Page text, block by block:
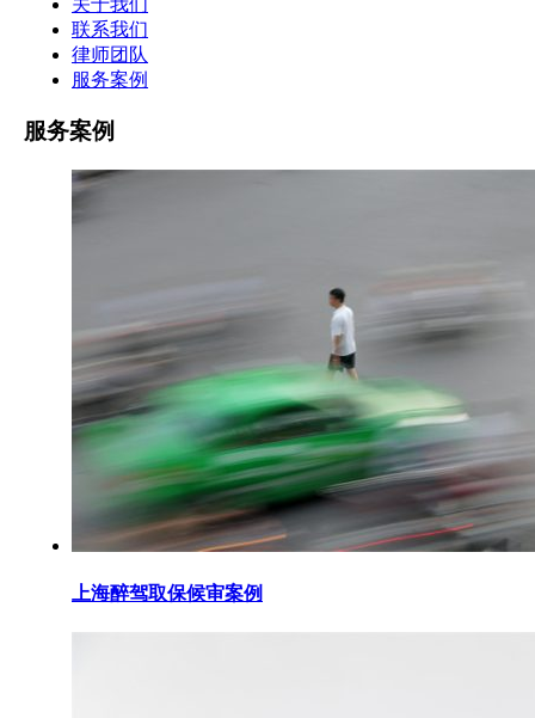
关于我们
联系我们
律师团队
服务案例
服务案例
上海醉驾取保候审案例